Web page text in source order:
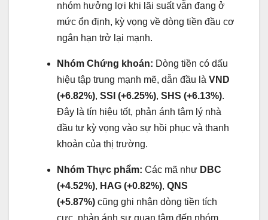
nhóm hưởng lợi khi lãi suất vẫn đang ở
mức ổn định, kỳ vọng về dòng tiền đầu cơ
ngắn hạn trở lại mạnh.
Nhóm Chứng khoán: Dòng tiền có dấu
hiệu tập trung mạnh mẽ, dẫn đầu là VND
(+6.82%), SSI (+6.25%), SHS (+6.13%).
Đây là tín hiệu tốt, phản ánh tâm lý nhà
đầu tư kỳ vọng vào sự hồi phục và thanh
khoản của thị trường.
Nhóm Thực phẩm: Các mã như DBC
(+4.52%), HAG (+0.82%), QNS
(+5.87%) cũng ghi nhận dòng tiền tích